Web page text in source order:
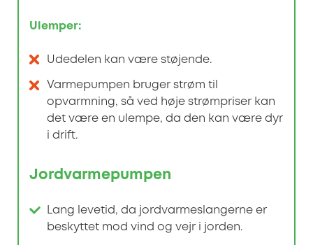
Ulemper:
Udedelen kan være støjende.
Varmepumpen bruger strøm til
opvarmning, så ved høje strømpriser kan
det være en ulempe, da den kan være dyr
i drift.
Jordvarmepumpen
Lang levetid, da jordvarmeslangerne er
beskyttet mod vind og vejr i jorden.